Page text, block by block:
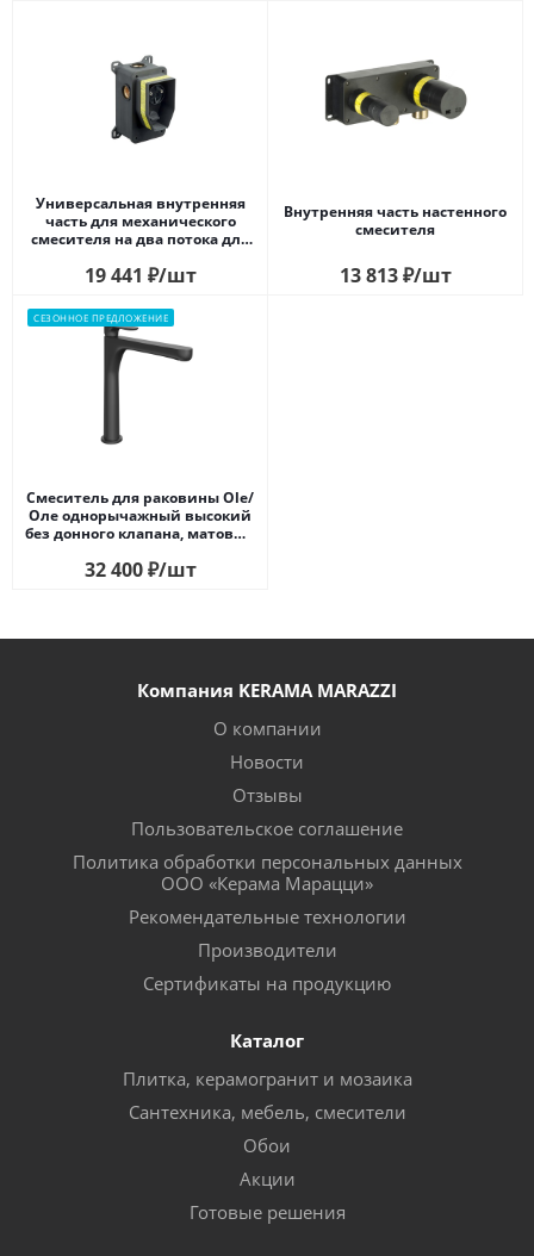
Универсальная внутренняя
часть для механического
смесителя на два потока для
19 441 ₽/шт
Внутренняя часть настенного
смесителя
13 813₽/шт
СЕЗОННОЕ ПРЕДЛОЖЕНИЕ
Смеситель для раковины Ole/
Оле однорычажный высокий
без донного клапана, матовый
32 400₽/шт
Компания KERAMA MARAZZI
О компании
Новости
Отзывы
Пользовательское соглашение
Политика обработки персональных данных
ООО «Керама Марацци»
Рекомендательные технологии
Производители
Сертификаты на продукцию
Каталог
Плитка, керамогранит и мозаика
Сантехника, мебель, смесители
Обои
Акции
Готовые решения